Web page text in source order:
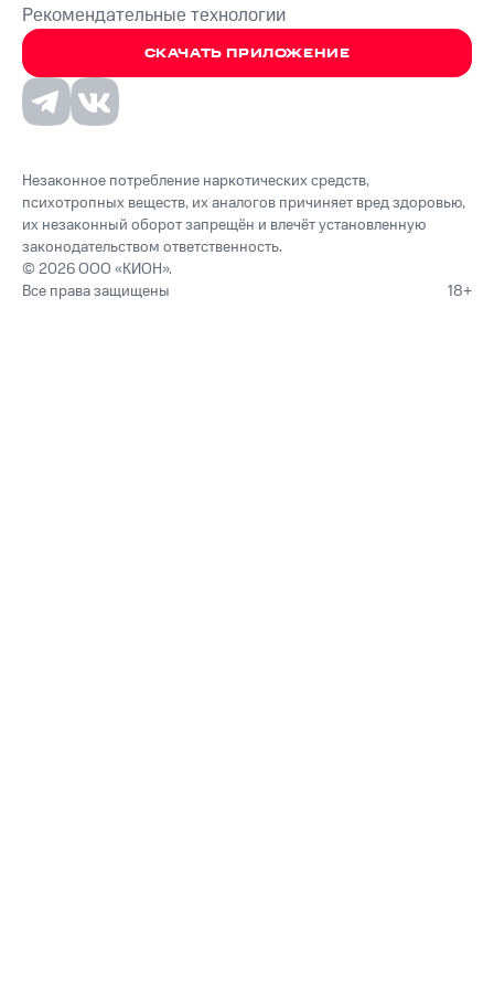
СКАЧАТЬ ПРИЛОЖЕНИЕ
Рекомендательные технологии
Незаконное потребление наркотических средств,
психотропных веществ, их аналогов причиняет вред здоровью,
их незаконный оборот запрещён и влечёт установленную
законодательством ответственность.
© 2026 ООО «КИОН».
Все права защищены
18+